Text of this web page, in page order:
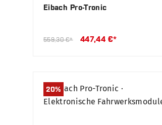
Eibach Pro-Tronic
559,30 €* 447,44 €*
20%